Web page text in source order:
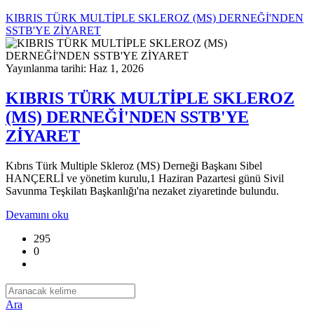
KIBRIS TÜRK MULTİPLE SKLEROZ (MS) DERNEĞİ'NDEN
SSTB'YE ZİYARET
Yayınlanma tarihi: Haz 1, 2026
KIBRIS TÜRK MULTİPLE SKLEROZ
(MS) DERNEĞİ'NDEN SSTB'YE
ZİYARET
Kıbrıs Türk Multiple Skleroz (MS) Derneği Başkanı Sibel
HANÇERLİ ve yönetim kurulu,1 Haziran Pazartesi günü Sivil
Savunma Teşkilatı Başkanlığı'na nezaket ziyaretinde bulundu.
Devamını oku
295
0
Ara